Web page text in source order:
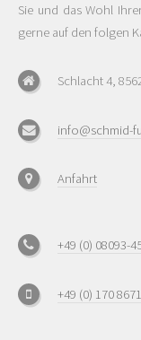
Sie und das Wohl
gerne auf den folgen
Schlacht 4,
info@schmid-
Anfahrt
+49 (0) 08093-
+49 (0) 170